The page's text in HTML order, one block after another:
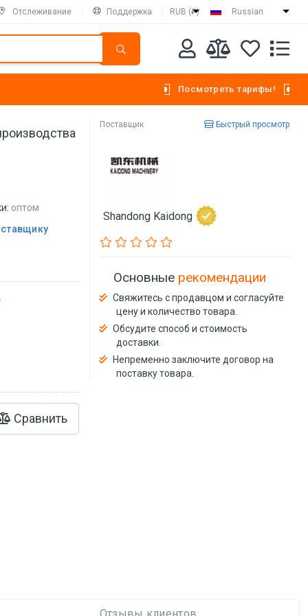
Отслеживание Поддержка RUB (₽) Russian
Посмотреть тарифы!
оптом
Сравнить
Поставщик Быстрый просмотр
Shandong Kaidong
Основные рекомендации
Свяжитесь с продавцом и согласуйте
цену и количество товара.
Обсудите способ и стоимость
доставки.
Непременно заключите договор на
поставку товара.